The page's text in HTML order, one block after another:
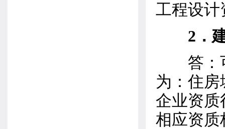
工程设计
2．
答：可
为：住房
企业资
相应资质